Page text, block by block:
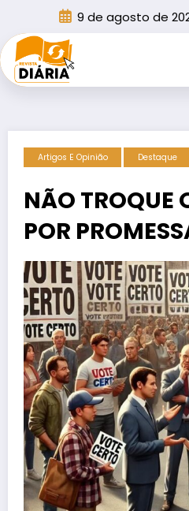
conteúdo
9 de agosto de
Artigos E Opinião Destaque
NÃO TROQUE
POR